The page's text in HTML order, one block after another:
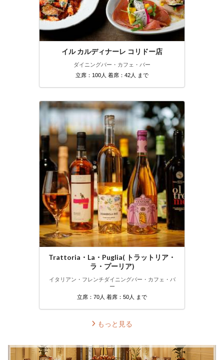
イル カルディナーレ コリドー店
ダイニングバー・カフェ・バー
立席：100人 着席：42人 まで
Trattoria・La・Puglia( トラットリア・
ラ・プーリア)
イタリアン・フレンチダイニングバー・カフェ・バ
ー
立席：70人 着席：50人 まで
もっと見る